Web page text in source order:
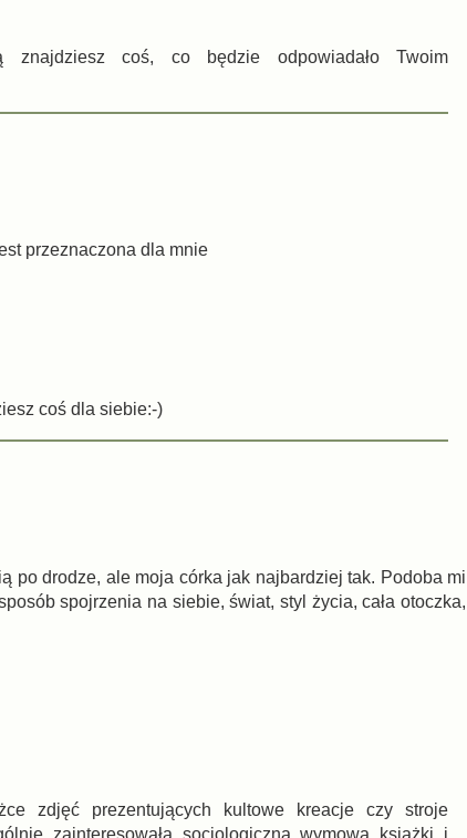
coś, co będzie odpowiadało Twoim
przeznaczona dla mnie
coś dla siebie:-)
po drodze, ale moja córka jak najbardziej tak. Podoba mi
spojrzenia na siebie, świat, styl życia, cała otoczka,
zdjęć prezentujących kultowe kreacje czy stroje
zainteresowała socjologiczna wymowa książki i